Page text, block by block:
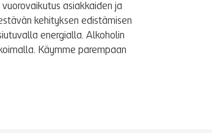
asiakkaiden ja
kehityksen edistämisen
energialla. Alkoholin
Käymme parempaan